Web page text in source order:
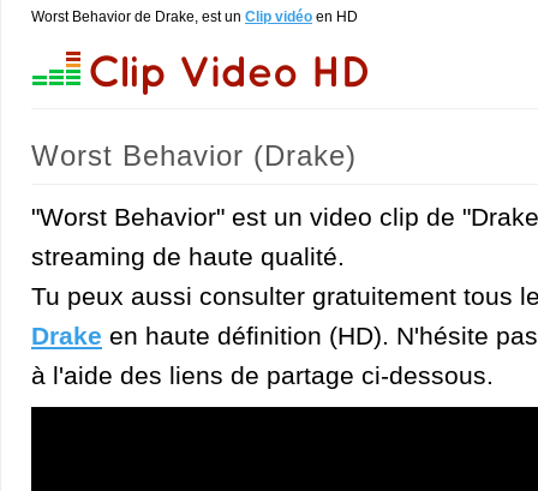
Worst Behavior de Drake, est un Clip vidéo en HD
Worst Behavior (Drake)
"Worst Behavior" est un video clip de
streaming de haute qualité.
Tu peux aussi consulter gratuitement tous
Drake en haute définition (HD). N'hésite
à l'aide des liens de partage ci-dessous.